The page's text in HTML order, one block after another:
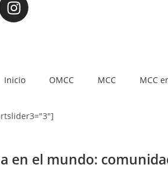
Inicio OMCC MCC MCC
en el mundo: